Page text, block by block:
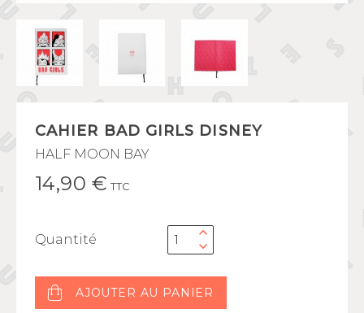
CAHIER BAD GIRLS DISNEY
HALF MOON BAY
14,90 € TTC
Quantité
AJOUTER AU PANIER